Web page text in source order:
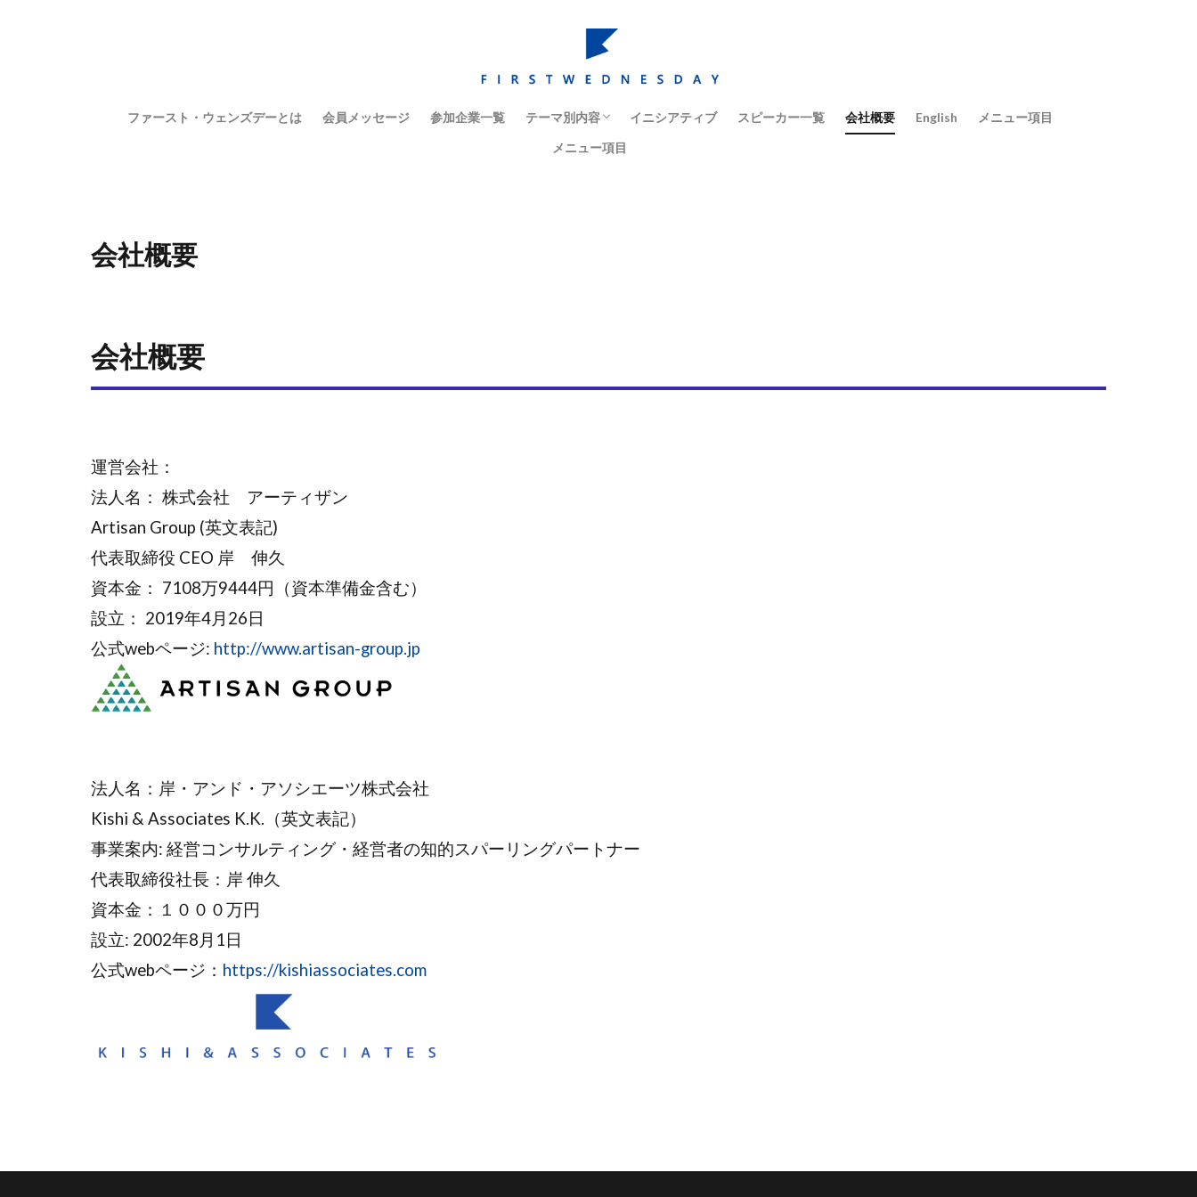
ファースト・ウェンズデーとは 会員メッセージ 参加企業一覧 テーマ別内容
経営戦略・ケーススタディ
人材育成・組織改革
イノベーション
マーケティング
コーポレートガバナンス
日本社会・日本経済
海外市場・海外での経営
イニシアティブ スピーカー一覧 会社概要 English
メニュー項目
メニュー項目
会社概要
会社概要
運営会社：
法人名： 株式会社 アーティザン
Artisan Group (英文表記)
代表取締役 CEO 岸 伸久
資本金： 7108万9444円（資本準備金含む）
設立： 2019年4月26日
公式webページ: http://www.artisan-group.jp
法人名：岸・アンド・アソシエーツ株式会社
Kishi & Associates K.K.（英文表記）
事業案内: 経営コンサルティング・経営者の知的スパーリングパートナー
代表取締役社長：岸 伸久
資本金：１０００万円
設立: 2002年8月1日
公式webページ： https://kishiassociates.com